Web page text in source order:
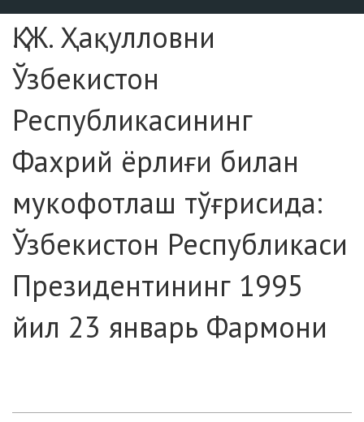
Қ. Ж. Ҳақулловни
Ўзбекистон
Республикасининг
Фахрий ёрлиғи билан
мукофотлаш тўғрисида:
Ўзбекистон Республикаси
Президентининг 1995
йил 23 январь Фармони